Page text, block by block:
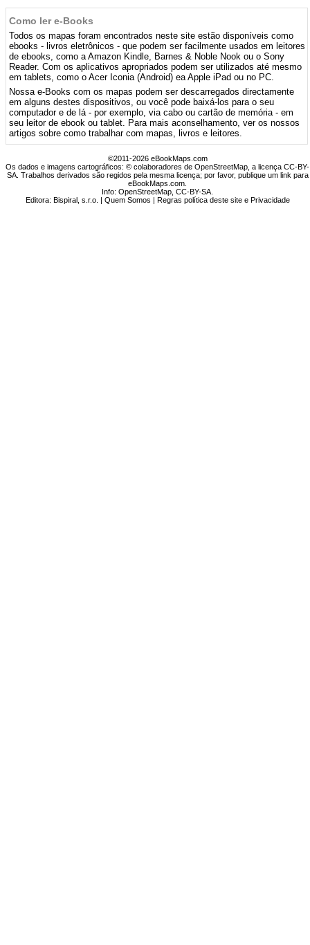
Como ler e-Books
Todos os mapas foram encontrados neste site estão disponíveis como
ebooks - livros eletrônicos - que podem ser facilmente usados ​​em leitores
de ebooks, como a Amazon Kindle, Barnes & Noble Nook ou o Sony
Reader. Com os aplicativos apropriados podem ser utilizados até mesmo
em tablets, como o Acer Iconia (Android) ea Apple iPad ou no PC.
Nossa e-Books com os mapas podem ser descarregados directamente
em alguns destes dispositivos, ou você pode baixá-los para o seu
computador e de lá - por exemplo, via cabo ou cartão de memória - em
seu leitor de ebook ou tablet. Para mais aconselhamento, ver os nossos
artigos sobre como trabalhar com mapas, livros e leitores.
©2011-2026 eBookMaps.com
Os dados e imagens cartográficos: © colaboradores de OpenStreetMap, a licença CC-BY-
SA. Trabalhos derivados são regidos pela mesma licença; por favor, publique um link para
eBookMaps.com.
Info:OpenStreetMap ,CC-BY-SA
Editora: Bispiral, s.r.o. | Quem Somos | Regras política deste site e Privacidade